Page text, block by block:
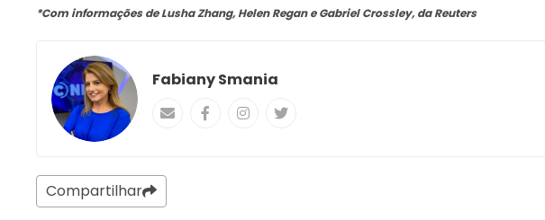
*Com informações de Lusha Zhang, Helen Regan e Gabriel Crossley, da Reuters
Fabiany Smania
Compartilhar